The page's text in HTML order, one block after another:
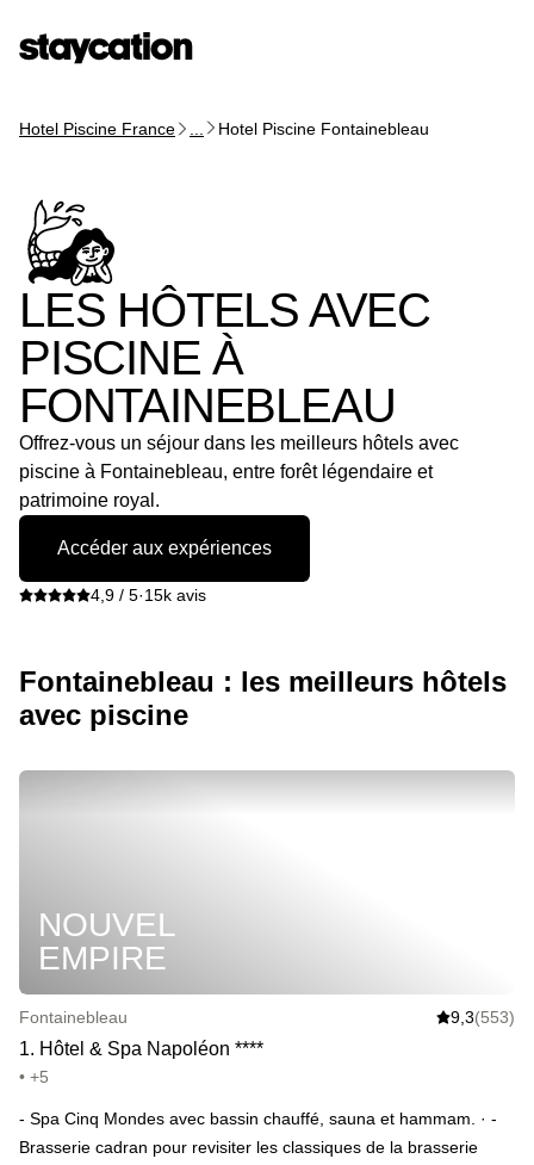
Hotel Piscine France Hotel Piscine Fontainebleau
LES HÔTELS AVEC
PISCINE À
FONTAINEBLEAU
Offrez-vous un séjour dans les meilleurs hôtels avec
piscine à Fontainebleau, entre forêt légendaire et
patrimoine royal.
Accéder aux expériences
4,9 / 5·15k avis
Fontainebleau : les meilleurs hôtels
avec piscine
NOUVEL
EMPIRE
Fontainebleau 9,3(553)
1. Hôtel & Spa Napoléon ****
• +5
- Spa Cinq Mondes avec bassin chauffé, sauna et hammam. · -
Brasserie cadran pour revisiter les classiques de la brasserie